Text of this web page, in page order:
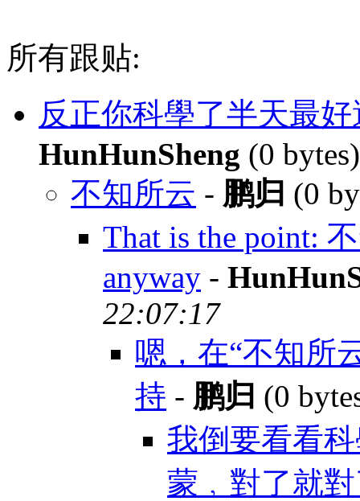
所有跟贴:
反正你科學了半天最
HunHunSheng (0
不知所云 - 鹏归 (0
That is the point:
anyway -
22:07:17
嗯，在“不知所
持 - 鹏归 (0
我倒要看看
蒙﹐對了就